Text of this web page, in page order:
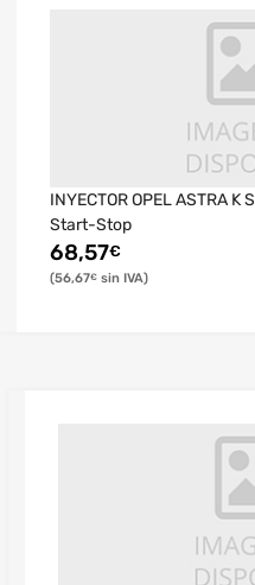
INYECTOR OPEL ASTRA K
Start-Stop
68,57€
56,67€